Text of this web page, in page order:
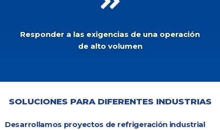
Responder a las exigencias de una operación
de alto volumen
SOLUCIONES PARA DIFERENTES INDUSTRIAS
Desarrollamos proyectos de refrigeración industrial